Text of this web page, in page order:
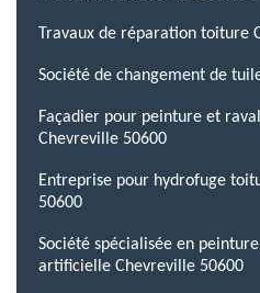
Travaux de réparation toiture
Société de changement de
Façadier pour peinture et
Chevreville 50600
Entreprise pour hydrofuge
50600
Société spécialisée en
artificielle Chevreville 50600